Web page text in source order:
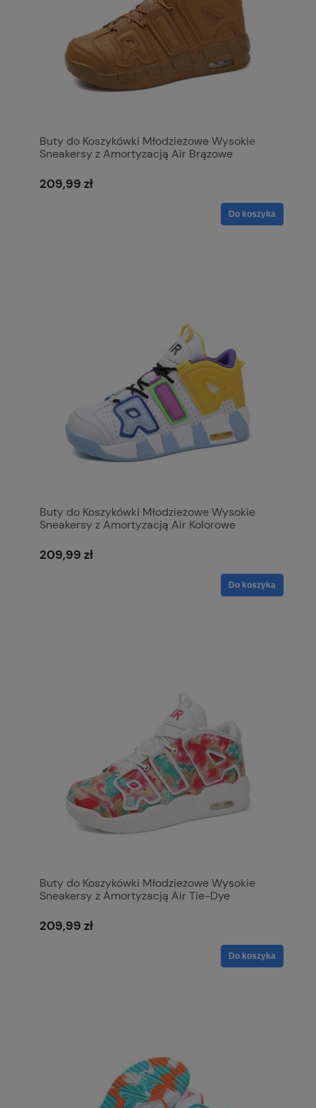
Buty do Koszykówki Młodzieżowe Wysokie
Sneakersy z Amortyzacją Air Brązowe
209,99 zł
Do koszyka
Buty do Koszykówki Młodzieżowe Wysokie
Sneakersy z Amortyzacją Air Kolorowe
209,99 zł
Do koszyka
Buty do Koszykówki Młodzieżowe Wysokie
Sneakersy z Amortyzacją Air Tie-Dye
209,99 zł
Do koszyka